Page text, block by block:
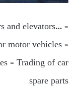
and elevators… –
motor vehicles –
– Trading of car
spare parts